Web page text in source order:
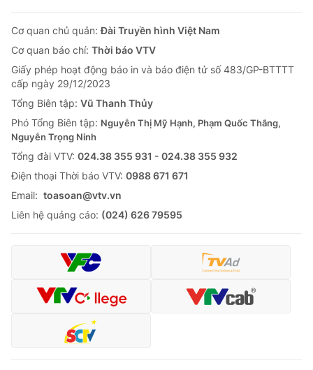
Cơ quan chủ quản:Đài Truyền hình Việt Nam
Cơ quan báo chí: Thời báo VTV
Giấy phép hoạt động báo in và báo điện tử số 483/GP-BTTTT
cấp ngày 29/12/2023
Tổng Biên tập: Vũ Thanh Thủy
Phó Tổng Biên tập: Nguyễn Thị Mỹ Hạnh, Phạm Quốc Thắng,
Nguyễn Trọng Ninh
Tổng đài VTV: 024.38 355 931 - 024.38 355 932
Ðiện thoại Thời báo VTV: 0988 671 671
Email: toasoan@vtv.vn
Liên hệ quảng cáo: (024) 626 79595